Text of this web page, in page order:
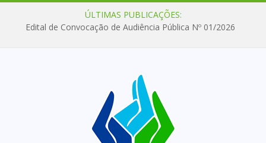
ÚLTIMAS PUBLICAÇÕES:
Edital de Convocação de Audiência Pública Nº 01/2026